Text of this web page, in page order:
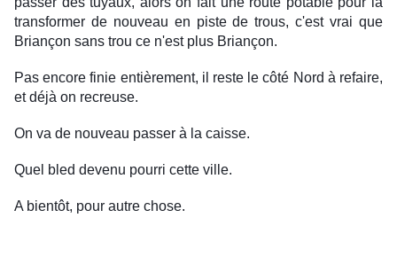
transformer de nouveau en piste de trous, c'est vrai que
Briançon sans trou ce n'est plus Briançon.
Pas encore finie entièrement, il reste le côté Nord à refaire,
et déjà on recreuse.
On va de nouveau passer à la caisse.
Quel bled devenu pourri cette ville.
A bientôt, pour autre chose.